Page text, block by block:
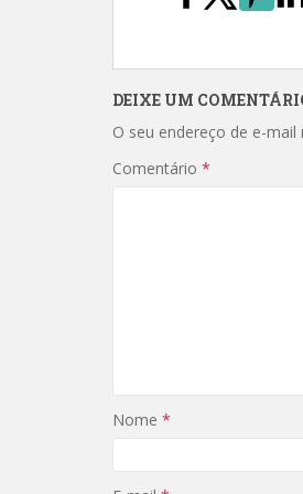
DEIXE UM
O seu endereço de e-mail
Comentário *
Nome *